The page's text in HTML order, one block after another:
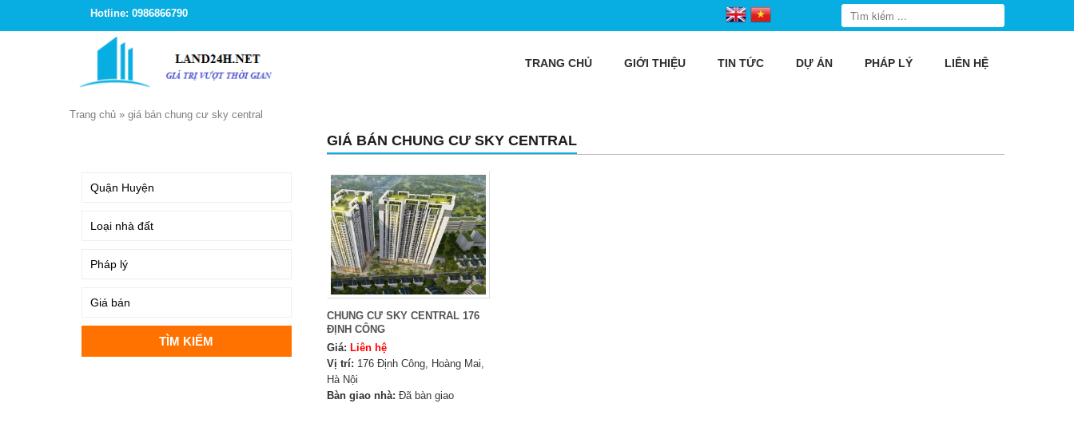
Hotline: 0986866790
TRANG CHỦ GIỚI THIỆU TIN TỨC DỰ ÁN PHÁP LÝ LIÊN HỆ
Trang chủ » giá bán chung cư sky central
GIÁ BÁN CHUNG CƯ SKY CENTRAL
CHUNG CƯ SKY CENTRAL 176
ĐỊNH CÔNG
Giá: Liên hệ
Vị trí: 176 Định Công, Hoàng Mai,
Hà Nội
Bàn giao nhà: Đã bàn giao